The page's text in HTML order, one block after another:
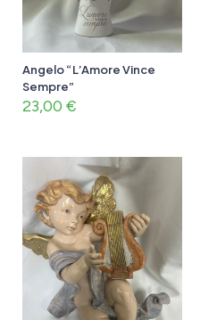
Angelo “L’Amore Vince
Sempre”
23,00 €